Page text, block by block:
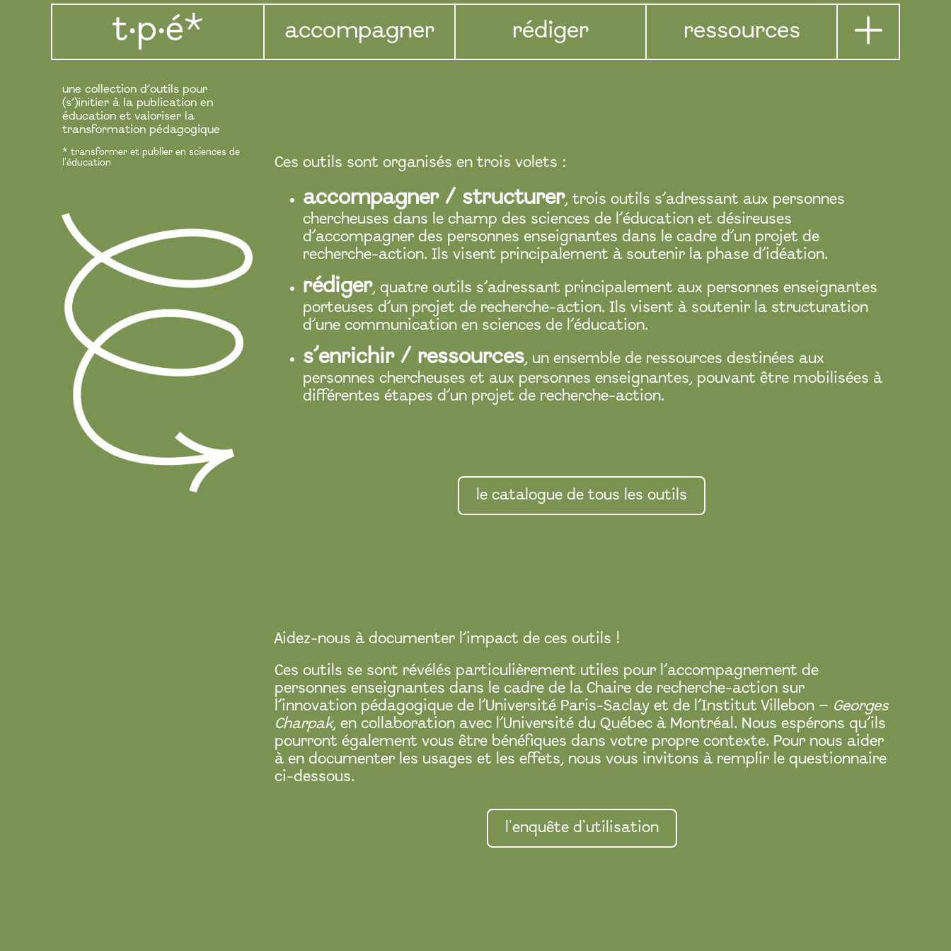
t·p·é* accompagner rédiger ressources
une collection d’outils pour
(s’)initier à la publication en
éducation et valoriser la
transformation pédagogique
* transformer et publier en sciences de
l'éducation
Ces outils sont organisés en trois volets :
accompagner / structurer, trois outils s’adressant aux personnes
chercheuses dans le champ des sciences de l’éducation et désireuses
d’accompagner des personnes enseignantes dans le cadre d’un projet de
recherche-action. Ils visent principalement à soutenir la phase d’idéation.
rédiger, quatre outils s’adressant principalement aux personnes enseignantes
porteuses d’un projet de recherche-action. Ils visent à soutenir la structuration
d’une communication en sciences de l’éducation.
s’enrichir / ressources, un ensemble de ressources destinées aux
personnes chercheuses et aux personnes enseignantes, pouvant être mobilisées à
différentes étapes d’un projet de recherche-action.
le catalogue de tous les outils
Aidez-nous à documenter l’impact de ces outils !
Ces outils se sont révélés particulièrement utiles pour l’accompagnement de
personnes enseignantes dans le cadre de la Chaire de recherche-action sur
l’innovation pédagogique de l’Université Paris-Saclay et de l’Institut Villebon – Georges
Charpak, en collaboration avec l’Université du Québec à Montréal. Nous espérons qu’ils
pourront également vous être bénéfiques dans votre propre contexte. Pour nous aider
à en documenter les usages et les effets, nous vous invitons à remplir le questionnaire
ci-dessous.
l'enquête d'utilisation